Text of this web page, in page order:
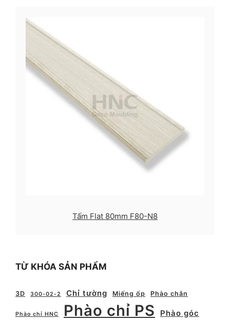
Tấm Flat 80mm F80-N8
TỪ KHÓA SẢN PHẨM
3D 300-02-2 Chỉ tường Miếng ốp Phào chân
Phào chỉ HNC Phào chỉ PS
Phào góc